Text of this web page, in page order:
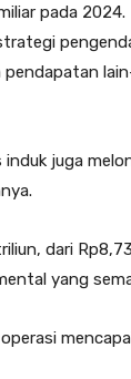
pada 2024.
pendapatan
juga
dari
yang